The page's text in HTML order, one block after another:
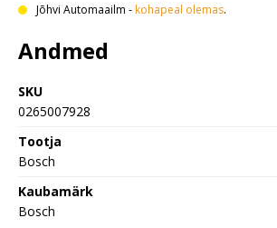
Jõhvi Automaailm - kohapeal olemas.
Andmed
SKU
0265007928
Tootja
Bosch
Kaubamärk
Bosch